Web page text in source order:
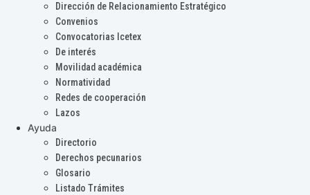
Dirección de Relacionamiento Estratégico
Convenios
Convocatorias Icetex
De interés
Movilidad académica
Normatividad
Redes de cooperación
Lazos
Ayuda
Directorio
Derechos pecunarios
Glosario
Listado Trámites